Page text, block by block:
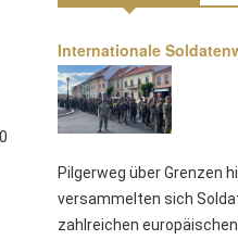
Internationale
Pilgerweg über Grenzen
versammelten sich
zahlreichen